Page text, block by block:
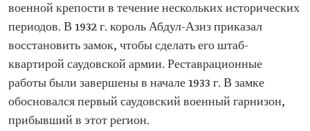
военной крепости в течение нескольких исторических
периодов. В 1932 г. король Абдул-Азиз приказал
восстановить замок, чтобы сделать его штаб-
квартирой саудовской армии. Реставрационные
работы были завершены в начале 1933 г. В замке
обосновался первый саудовский военный гарнизон,
прибывший в этот регион.